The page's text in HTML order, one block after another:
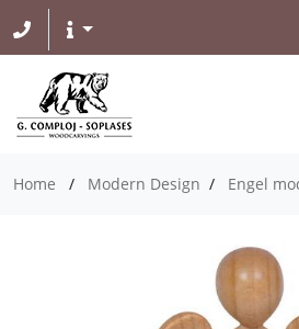
Home / Modern Design / Engel